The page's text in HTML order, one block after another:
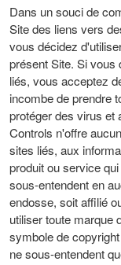
Dans un souci de
Site des liens vers
vous décidez
présent Site. Si vous
liés, vous acceptez
incombe de prendre
protéger des virus et
Controls n'offre
sites liés, aux
produit ou service
sous-entendent en
endosse, soit affilié
utiliser toute marque
symbole de
ne sous-entendent